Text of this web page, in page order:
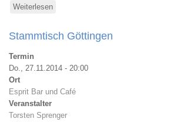
Weiterlesen
Hannover
Stammtisch Göttingen
Termin
Do., 27.11.2014 - 20:00
Ort
Esprit Bar und Café
Veranstalter
Torsten Sprenger